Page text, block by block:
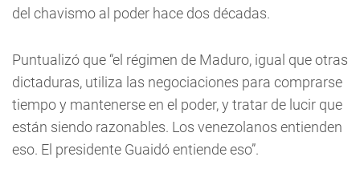
del chavismo al poder hace dos décadas.
Puntualizó que “el régimen de Maduro, igual que otras
dictaduras, utiliza las negociaciones para comprarse
tiempo y mantenerse en el poder, y tratar de lucir que
están siendo razonables. Los venezolanos entienden
eso. El presidente Guaidó entiende eso”.